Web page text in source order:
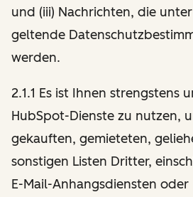
und (iii) Nachrichten, die
geltende
werden.
2.1.1 Es ist Ihnen strengstens
HubSpot-Dienste zu nutzen,
gekauften, gemieteten,
sonstigen Listen Dritter,
E-Mail-Anhangsdiensten oder